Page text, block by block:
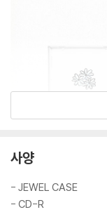
사양
- JEWEL CASE
- CD-R